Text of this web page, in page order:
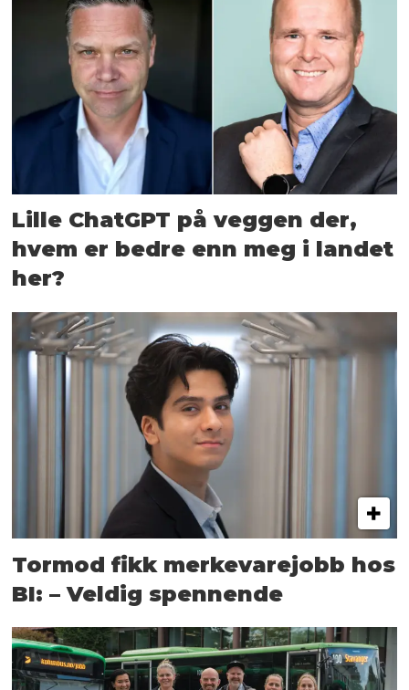
Lille ChatGPT på veggen der,
hvem er bedre enn meg i landet
her?
Tormod fikk merkevarejobb hos
BI: – Veldig spennende